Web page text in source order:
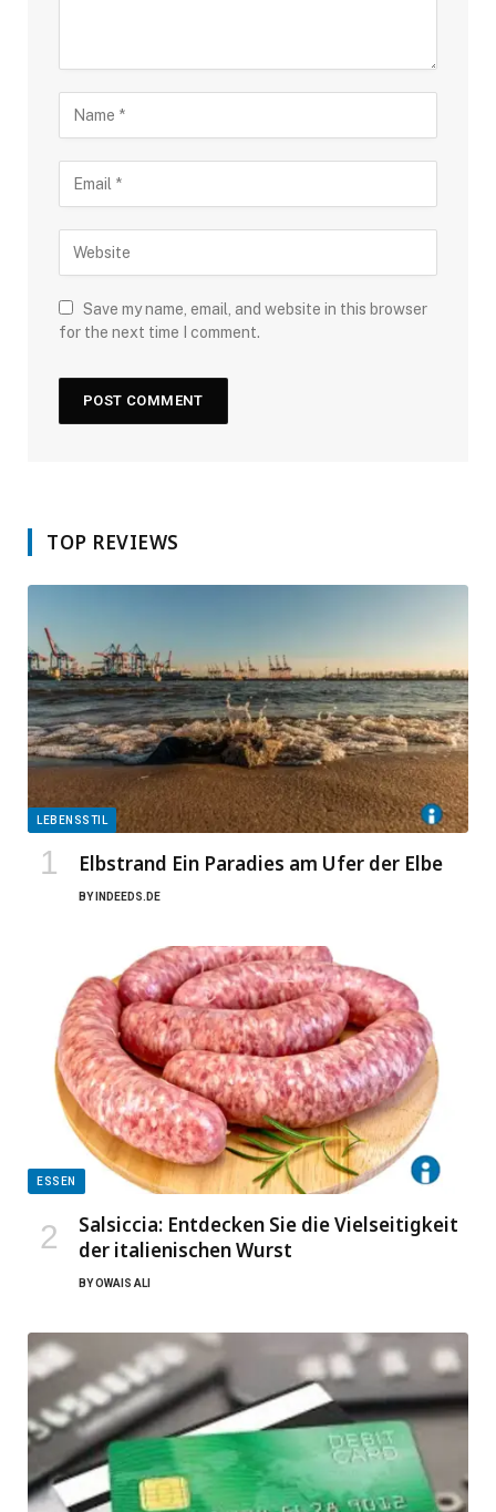
Save my name, email, and website in this browser
for the next time I comment.
TOP REVIEWS
LEBENSSTIL
Elbstrand Ein Paradies am Ufer der Elbe
BY INDEEDS.DE
ESSEN
Salsiccia: Entdecken Sie die Vielseitigkeit
der italienischen Wurst
BYOWAIS ALI